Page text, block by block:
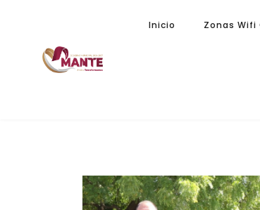
Inicio Zonas